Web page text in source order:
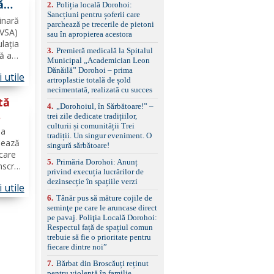
au
1,
utile
în
utile
reglaj lombar electric
pentru șofer și pasager
Volan multifuncțional
îmbrăcat în piele, cu
treptelor Adaptive cruise
control, asistent
schimbare bandă și
menținere bandă Faruri
bi-xenon adaptive cu
funcție Cornering,
asistent fază lungă
automată , lumini de zi
LED, proiectoare ceață
LED, spălătoare faruri
față/spate, cameră
marșarier Keyless entry
& start, geamuri electrice
electrice, încălzite și
rabatabile Sistem hands-
free, Bluetooth, USB
Sistem start/stop, frână
de parcare electrică,
anvelope vară runflat
Control presiune pneuri,
filtru de particule,
2. Poliția locală Dorohoi:
Sancțiuni pentru șoferii care
parchează pe trecerile de pietoni
sau în apropierea acestora
3. Premieră medicală la Spitalul
Municipal „Academician Leon
Dănăilă” Dorohoi – prima
artroplastie totală de șold
necimentată, realizată cu succes
4.
„Dorohoiul, în Sărbătoare!” –
trei zile dedicate tradițiilor,
culturii și comunității Trei
tradiții. Un singur eveniment. O
singură sărbătoare!
5. Primăria Dorohoi: Anunț
privind execuția lucrărilor de
dezinsecție în spațiile verzi
6. Tânăr pus să măture cojile de
seminţe pe care le aruncase direct
pe pavaj. Poliţia Locală Dorohoi:
Respectul față de spațiul comun
trebuie să fie o prioritate pentru
fiecare dintre noi”
7. Bărbat din Broscăuți reținut